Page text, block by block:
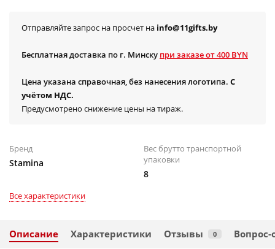
Отправляйте запрос на просчет на info@11gifts.by
Бесплатная доставка по г. Минску при заказе от 400 BYN
Цена указана справочная, без нанесения логотипа. С
учётом НДС.
Предусмотрено снижение цены на тираж.
Бренд
Stamina
Вес брутто транспортной
упаковки
8
Все характеристики
Описание Характеристики Отзывы 0 Вопрос-